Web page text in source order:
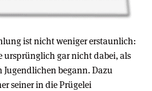
ist nicht weniger erstaunlich:
ursprünglich gar nicht dabei, als
Jugendlichen begann. Dazu
seiner in die Prügelei